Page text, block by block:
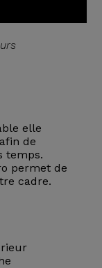
elle
de
temps.
permet de
cadre.